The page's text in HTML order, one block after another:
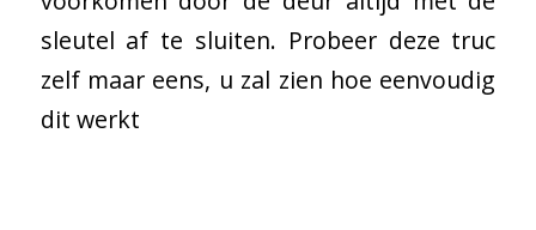
sleutel af te sluiten. Probeer deze truc
zelf maar eens, u zal zien hoe eenvoudig
dit werkt